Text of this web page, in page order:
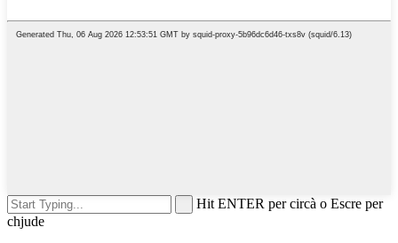
Hit ENTER per circà o Escre per
chjude